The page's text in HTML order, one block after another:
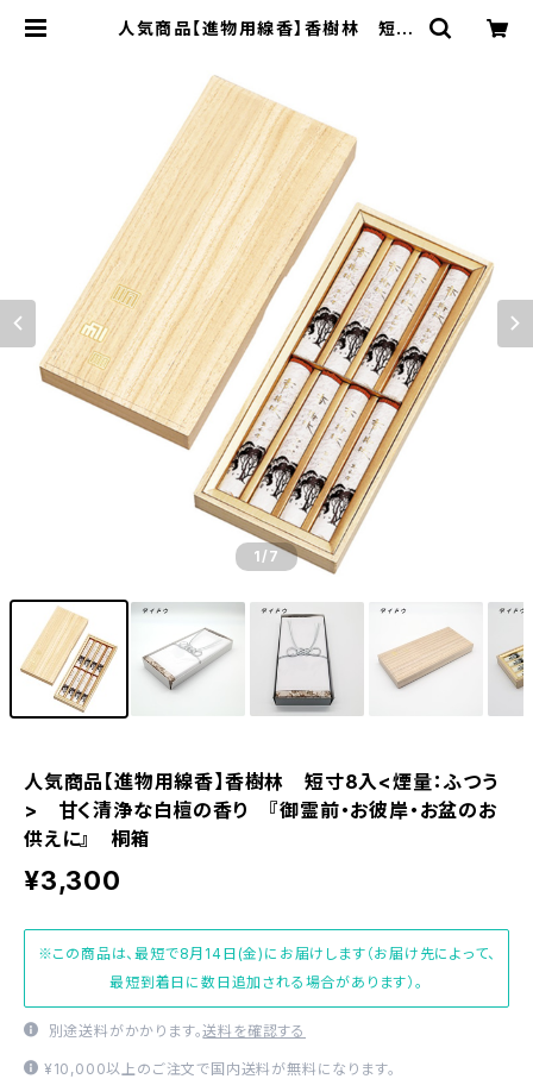
人気商品【進物用線香】香樹林 短寸
えに』 桐箱 | ダイドウ オンライン
ショップ
1 /7
人気商品【進物用線香】香樹林 短寸8入<煙量：ふつう
> 甘く清浄な白檀の香り 『御霊前・お彼岸・お盆のお
供えに』 桐箱
¥3,300
※この商品は、最短で8月14日(金)にお届けします（お届け先によって、
最短到着日に数日追加される場合があります）。
別途送料がかかります。送料を確認する
¥10,000以上のご注文で国内送料が無料になります。